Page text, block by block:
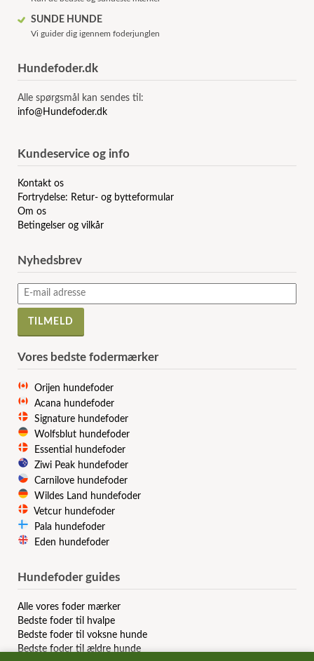
SUNDE HUNDE
Vi guider dig igennem foderjunglen
Hundefoder.dk
Alle spørgsmål kan sendes til:
info@Hundefoder.dk
Kundeservice og info
Kontakt os
Fortrydelse: Retur- og bytteformular
Om os
Betingelser og vilkår
Nyhedsbrev
Vores bedste fodermærker
Orijen hundefoder
Acana hundefoder
Signature hundefoder
Wolfsblut hundefoder
Essential hundefoder
Ziwi Peak hundefoder
Carnilove hundefoder
Wildes Land hundefoder
Vetcur hundefoder
Pala hundefoder
Eden hundefoder
Hundefoder guides
Alle vores foder mærker
Bedste foder til hvalpe
Bedste foder til voksne hunde
Bedste foder til ældre hunde